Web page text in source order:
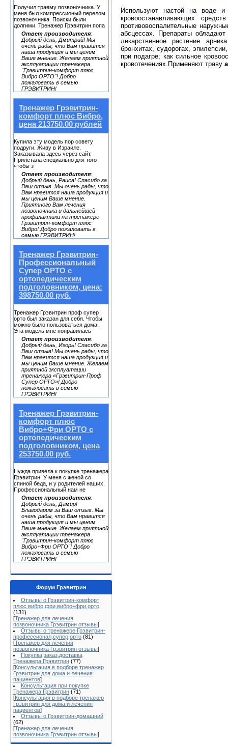
Получил травму позвоночника. У
меня был компрессионый перелом
позвоночника. Поиски были
долгими. Тренажер Грэвитрин попа
Ответ производителя:
Добрый день, Дмитрий! Мы
очень рады, что Вам нравится
наша продукция и мы ценим
Ваше мнение. Желаем приятной
эксплуатации тренажера
"Грэвитрин-комфорт плюс
Вибро ОРТО"! Добро
пожаловать в семью
ГРЭВИТРИН!
Тренажер Грэвитрин-
комфорт плюс Вибро,
цена 213750.00 рублей
Купила эту модель пор совету
подруги. Живу в Израиле.
Заказывала здесь через сайт.
Прилетала специально для того
чтобы з
Ответ производителя:
Добрый день, Раиса! Спасибо за
Ваш отзыв. Мы очень рады, что
Вам нравится наша продукция и
мы ценим Ваше мнение.
Приятного Вам лечения
позвоночника и дальнейшей
профилактики на тренажере
Грэвитрин-комфорт плюс
Вибро! Добро пожаловать в
семью ГРЭВИТРИН!
Тренажер Грэвитрин-
Профессиональный
Супер ОРТО с
ортопедическим
подголовником, цена:
398750.00 руб.
Тренажер Грэвитрин проф супер
орто был заказан для себя. Чтобы
можно было пользоваться дома.
Эта модель мне понравилась
Ответ производителя:
Добрый день, Игорь! Спасибо за
Ваш отзыв! Мы очень рады, что
Вам нравится наша продукция и
мы ценим Ваше мнение. Желаем
приятной эксплуатации
тренажера «Грэвитрин-Проф
Супер ОРТО»! Добро
пожаловать в семью
ГРЭВИТРИН!
Тренажер Грэвитрин-
комфорт плюс
Вибро+Фри ОРТО с
ортопедическим
подголовником, цена
253750.00 руб.
Нужда привела к покупке тренажера
Грэвитрин. У меня с женой со
спиной беда, и у родителей наших.
Профессиональный нам не
Ответ производителя:
Добрый день, Дамир!
Благодарим за Ваш отзыв. Мы
очень рады, что Вам нравится
наша продукция и мы ценим
Ваше мнение. Желаем приятной
эксплуатации тренажера
"Грэвитрин-комфорт плюс
Вибро+Фри ОРТО"! Добро
пожаловать в семью
ГРЭВИТРИН!
Форум Грэвитрин
Отзывы о Грэвитрин-комфорт
плюс вибро,фри,вибро+фри,орто
(131)
[Тренажер для лечения
позвоночника Грэвитрин отзывы]
Отзывы о тренажере Грэвитрин-
профессионал,супер,орто (81)
[Тренажер для лечения
позвоночника Грэвитрин отзывы]
Покупка,заказ,доставка
Тренажера Грэвитрин (77)
[Консультация в подборе тренажер
Грэвитрин для дома и лечения
пациентов]
Консультация при покупке
Тренажера Грэвитрин (71)
[Консультация в подборе тренажер
Грэвитрин для дома и лечения
пациентов]
Отзывы о Грэвитрин-домашний
(62)
[Тренажер для лечения
позвоночника Грэвитрин отзывы]
Используют настой на воде и
кровоостанавливающих
противовоспалительные
абсцессах. Препараты
лекарственное растение
бронхитах, судорогах,
при подагре; как сильное
кровотечениях.Применяют траву